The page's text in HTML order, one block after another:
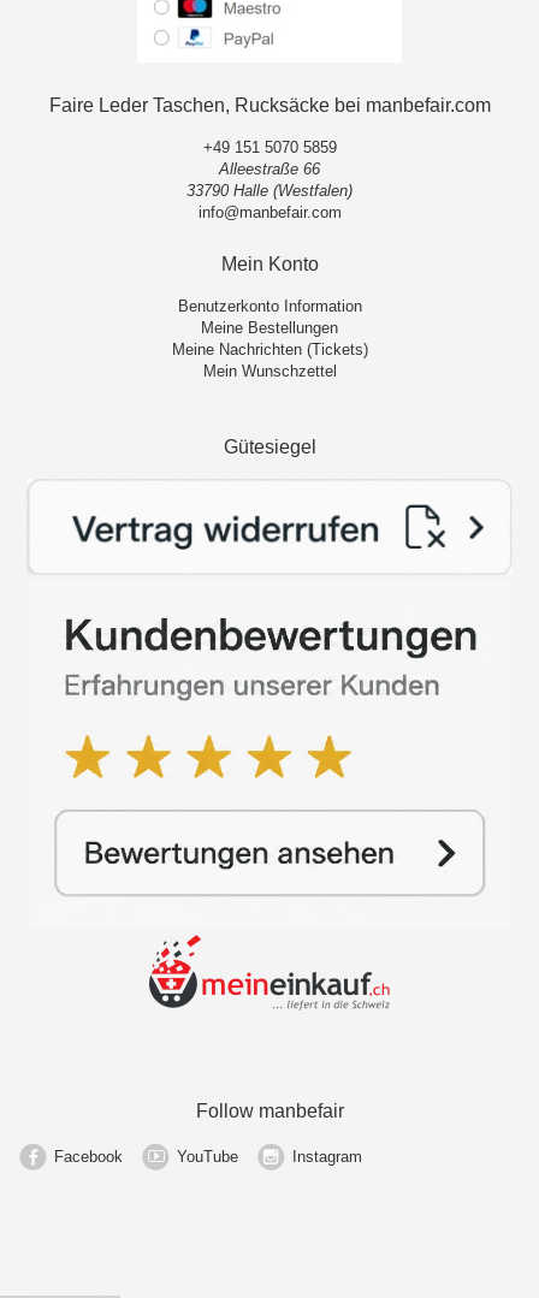
Faire Leder Taschen, Rucksäcke bei manbefair.com
+49 151 5070 5859
Alleestraße 66
33790 Halle (Westfalen)
info@manbefair.com
Mein Konto
Benutzerkonto Information
Meine Bestellungen
Meine Nachrichten (Tickets)
Mein Wunschzettel
Gütesiegel
Follow manbefair
Facebook YouTube Instagram